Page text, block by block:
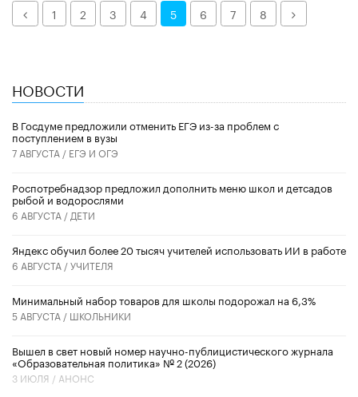
Назад1 2 3 4 5 6 7 8 Далее
НОВОСТИ
В Госдуме предложили отменить ЕГЭ из-за проблем с
поступлением в вузы
7 АВГУСТА / ЕГЭ И ОГЭ
Роспотребнадзор предложил дополнить меню школ и детсадов
рыбой и водорослями
6 АВГУСТА / ДЕТИ
​Яндекс обучил более 20 тысяч учителей использовать ИИ в работе
6 АВГУСТА /УЧИТЕЛЯ
Минимальный набор товаров для школы подорожал на 6,3%
5 АВГУСТА / ШКОЛЬНИКИ
Вышел в свет новый номер научно-публицистического журнала
«Образовательная политика» № 2 (2026)
3 ИЮЛЯ / АНОНС